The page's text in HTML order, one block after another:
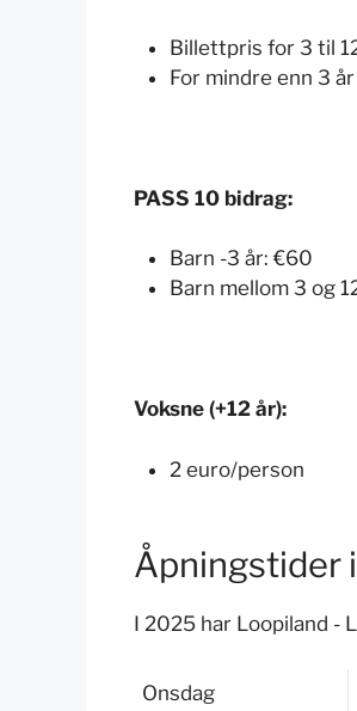
Billettpris for 3 til
For mindre enn 3
PASS 10 bidrag:
Barn -3 år:€60
Barn mellom 3 og
Voksne (+12 år):
2 euro/person
Åpningstider
I 2025 har Loopiland -
Onsdag